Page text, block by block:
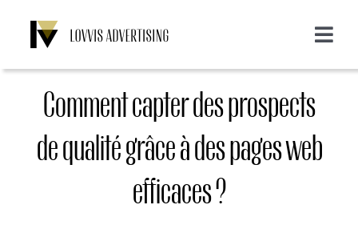
content
Toggle
Services
Clients
Comment capter des prospects
de qualité grâce à des pages web
efficaces ?